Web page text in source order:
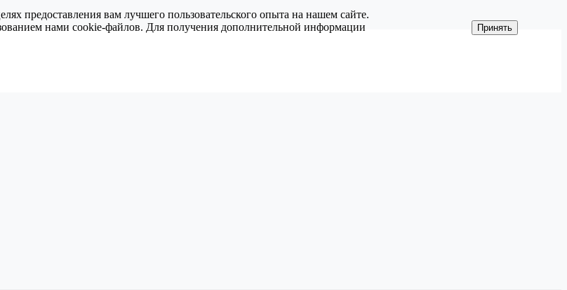
предоставления вам лучшего пользовательского опыта на нашем сайте.
нами cookie-файлов. Для получения дополнительной информации
Принять